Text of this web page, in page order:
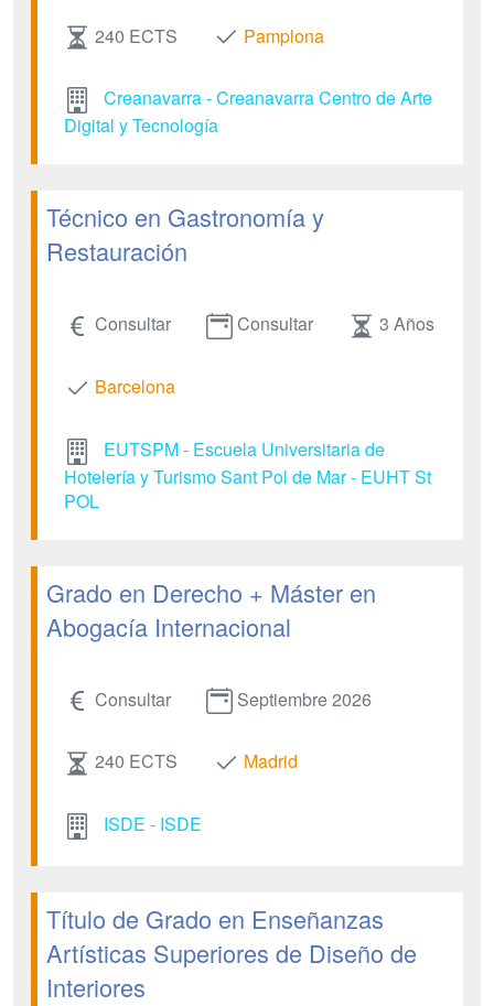
240 ECTS Pamplona
Creanavarra - Creanavarra Centro de Arte
Digital y Tecnología
Técnico en Gastronomía y
Restauración
Consultar Consultar 3 Años
Barcelona
EUTSPM - Escuela Universitaria de
Hotelería y Turismo Sant Pol de Mar - EUHT St
POL
Grado en Derecho + Máster en
Abogacía Internacional
Consultar Septiembre 2026
240 ECTS Madrid
ISDE - ISDE
Título de Grado en Enseñanzas
Artísticas Superiores de Diseño de
Interiores